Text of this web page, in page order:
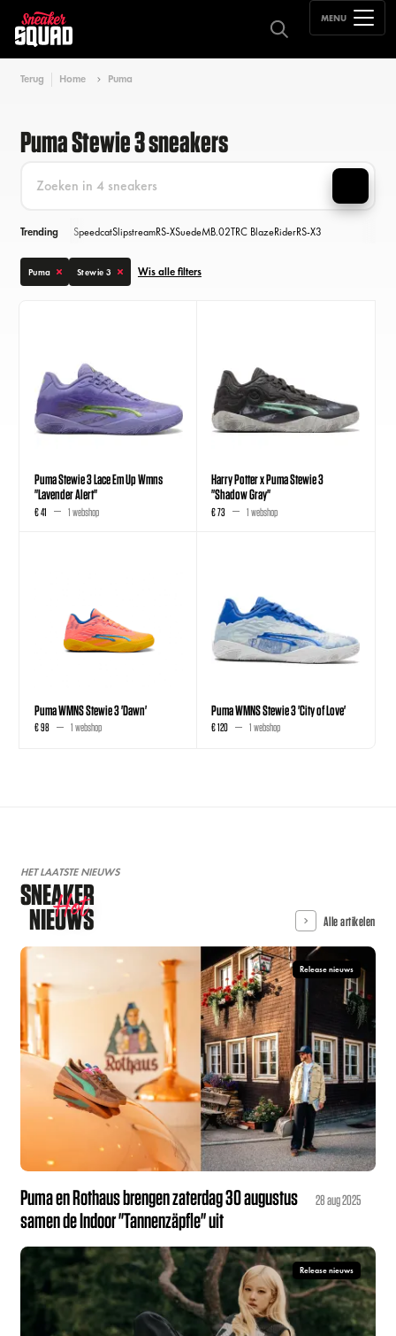
MENU
Terug Home Puma
Puma Stewie 3 sneakers
Trending SpeedcatSlipstreamRS-XSuedeMB.02TRC BlazeRiderRS-X3
Puma Stewie 3 Wis alle filters
Puma Stewie 3 Lace Em Up Wmns
"Lavender Alert"
€ 41 1 webshop
Harry Potter x Puma Stewie 3
"Shadow Gray"
€ 73 1 webshop
Puma WMNS Stewie 3 'Dawn'
€ 98 1 webshop
Puma WMNS Stewie 3 'City of Love'
€ 120 1 webshop
HET LAATSTE NIEUWS
SNEAKER
NIEUWS
Hot Alle artikelen
Release nieuws
Puma en Rothaus brengen zaterdag 30 augustus
samen de Indoor "Tannenzäpfle" uit
28 aug 2025
Release nieuws